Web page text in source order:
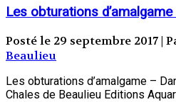
Les obturations
Posté le 29 septembre 2017 |
Beaulieu
Les obturations d’amalgame –
Chales de Beaulieu Editions